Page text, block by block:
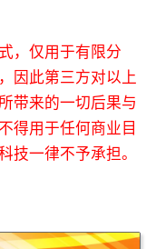
，仅用于有限分
因此第三方对以上
带来的一切后果与
得用于任何商业目
技一律不予承担。